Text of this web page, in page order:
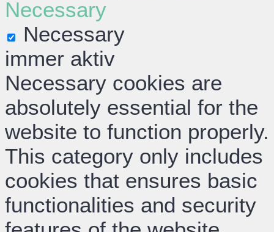
Necessary
Necessary
immer aktiv
Necessary cookies are
absolutely essential for the
website to function properly.
This category only includes
cookies that ensures basic
functionalities and security